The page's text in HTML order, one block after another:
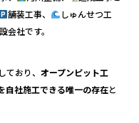
舗装工事、
しゅんせつ工
会社です。
ており、オープンピット工
自社施工できる唯一の存在と